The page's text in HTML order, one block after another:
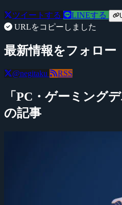
ツイートする LINEする
URLをコピーしました
最新情報をフォロー
@negitaku RSS
「PC・ゲーミング
の記事